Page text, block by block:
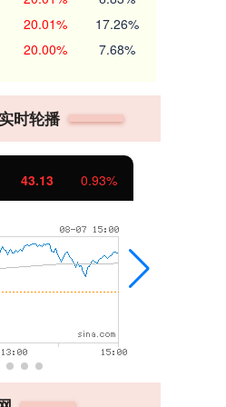
20.01% 17.26%
20.00% 7.68%
时轮播
11.37 1.01%